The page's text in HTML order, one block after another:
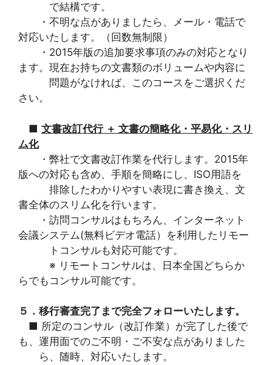
で結構です。
・不明な点がありましたら、メール・電話で
対応いたします。（回数無制限）
・2015年版の追加要求事項のみの対応となり
ます。現在お持ちの文書類のボリュームや内容に
問題がなければ、このコースをご選択くだ
さい。
■ 文書改訂代行 ＋ 文書の簡略化・平易化・スリ
ム化
・弊社で文書改訂作業を代行します。2015年
版への対応も含め、手順を簡略にし、ISO用語を
排除したわかりやすい表現に書き換え、文
書全体のスリム化を行います。
・訪問コンサルはもちろん、インターネット
会議システム(無料ビデオ電話）を利用したリモー
トコンサルも対応可能です。
※ リモートコンサルは、日本全国どちらか
らでもコンサル可能です。
５．移行審査完了まで完全フォローいたします。
■ 所定のコンサル（改訂作業）が完了した後で
も、運用面でのご不明・ご不安な点がありました
ら、随時、対応いたします。